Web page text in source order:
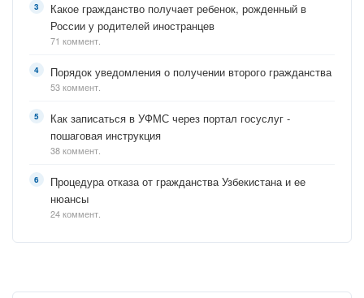
Какое гражданство получает ребенок, рожденный в
России у родителей иностранцев
71 коммент.
Порядок уведомления о получении второго гражданства
53 коммент.
Как записаться в УФМС через портал госуслуг -
пошаговая инструкция
38 коммент.
Процедура отказа от гражданства Узбекистана и ее
нюансы
24 коммент.